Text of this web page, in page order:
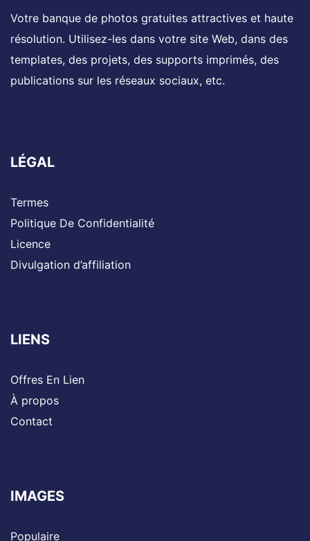
Votre banque de photos gratuites attractives et haute
résolution. Utilisez-les dans votre site Web, dans des
templates, des projets, des supports imprimés, des
publications sur les réseaux sociaux, etc.
LÉGAL
Termes
Politique De Confidentialité
Licence
Divulgation d’affiliation
LIENS
Offres En Lien
À propos
Contact
IMAGES
Populaire